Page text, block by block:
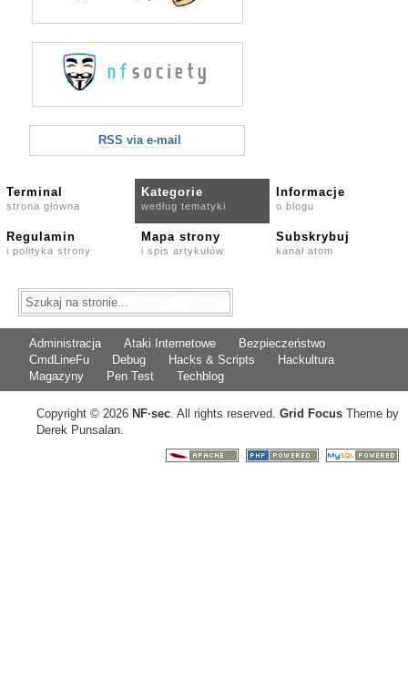
RSS via e-mail
Terminal
strona główna
Kategorie
według tematyki
Informacje
o blogu
Regulamin
i polityka strony
Mapa strony
i spis artykułów
Subskrybuj
kanał atom
Administracja Ataki Internetowe
Bezpieczeństwo
CmdLineFu
Debug Hacks & Scripts
Hackultura
Magazyny
Pen Test Techblog
Copyright © 2026 NF·sec. All rights reserved. Grid Focus Theme by
Derek Punsalan.